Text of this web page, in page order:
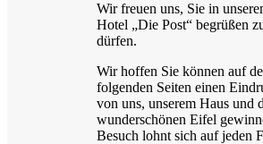
Wir freuen uns, Sie in
Hotel „Die Post“ begrüßen
dürfen.
Wir hoffen Sie können auf
folgenden Seiten einen
von uns, unserem Haus und
wunderschönen Eifel
Besuch lohnt sich auf jeden